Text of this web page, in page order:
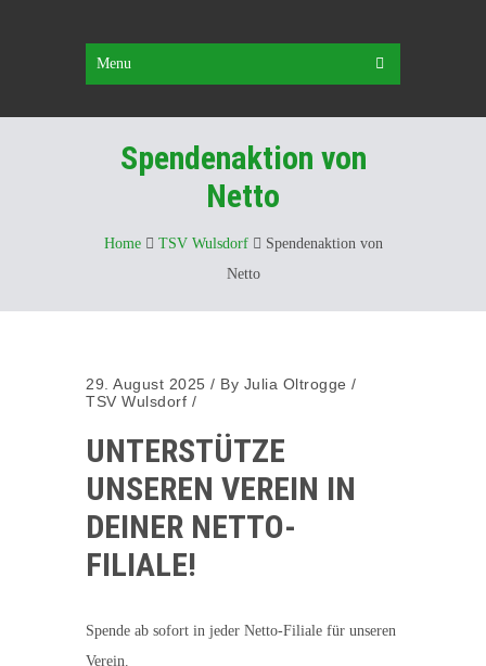
Menu
Spendenaktion von
Netto
Home TSV Wulsdorf
Spendenaktion von
Netto
29. August 2025 / By Julia Oltrogge /
TSV Wulsdorf /
UNTERSTÜTZE
UNSEREN VEREIN IN
DEINER NETTO-
FILIALE!
Spende ab sofort in jeder Netto-Filiale für unseren
Verein.